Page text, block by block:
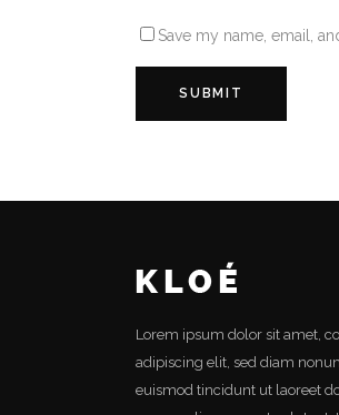
Save my name, email,
Lorem ipsum dolor sit amet,
adipiscing elit, sed diam
euismod tincidunt ut laoreet